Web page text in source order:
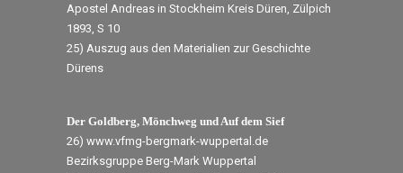
Apostel Andreas in Stockheim Kreis Düren, Zülpich
1893, S 10
25) Auszug aus den Materialien zur Geschichte
Dürens
Der Goldberg, Mönchweg und Auf dem Sief
26) www.vfmg-bergmark-wuppertal.de
Bezirksgruppe Berg-Mark Wuppertal